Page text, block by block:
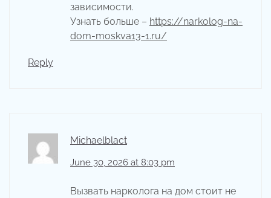
зависимости.
Узнать больше – https://narkolog-na-
dom-moskva13-1.ru/
Reply
Michaelblact
June 30, 2026 at 8:03 pm
Вызвать нарколога на дом стоит не